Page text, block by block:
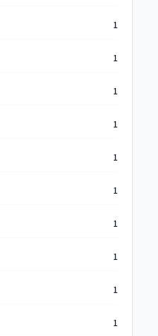
1
1
1
1
1
1
1
1
1
1